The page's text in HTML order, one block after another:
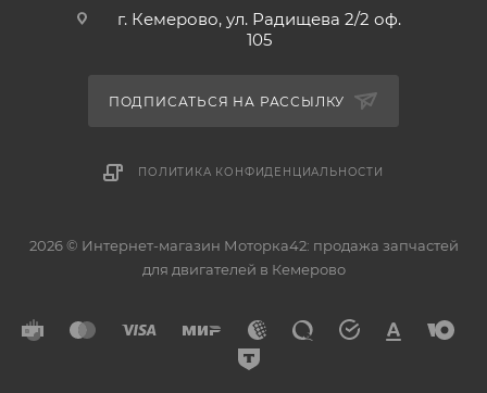
г. Кемерово, ул. Радищева 2/2 оф.
105
ПОДПИСАТЬСЯ НА РАССЫЛКУ
ПОЛИТИКА КОНФИДЕНЦИАЛЬНОСТИ
2026 © Интернет-магазин Моторка42: продажа запчастей
для двигателей в Кемерово